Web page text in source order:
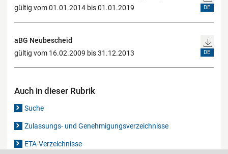
gültig vom 01.01.2014 bis 01.01.2019
DE
aBG Neubescheid
gültig vom 16.02.2009 bis 31.12.2013
DE
Auch in dieser Rubrik
Suche
Zulassungs- und Genehmigungsverzeichnisse
ETA-Verzeichnisse